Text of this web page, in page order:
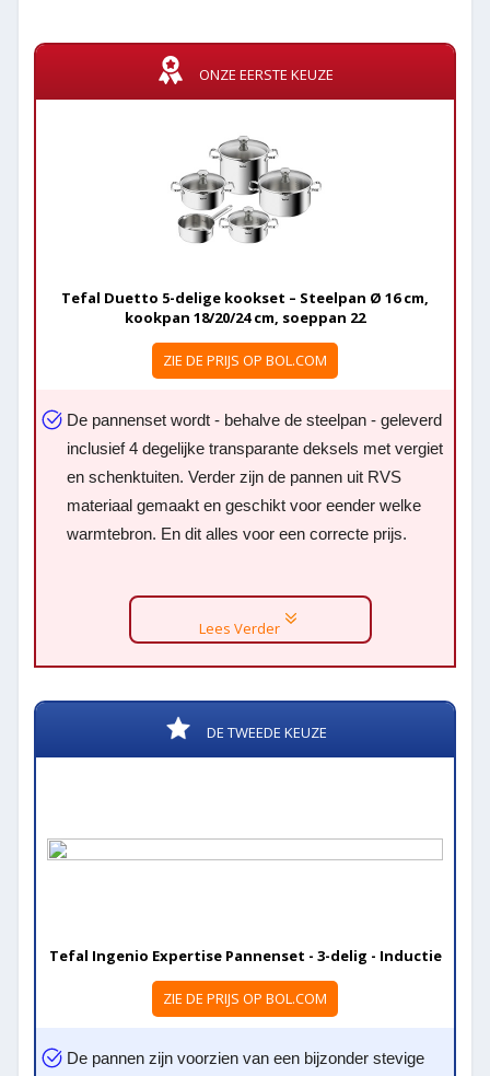
ONZE EERSTE KEUZE
Tefal Duetto 5-delige kookset – Steelpan Ø 16 cm,
kookpan 18/20/24 cm, soeppan 22
ZIE DE PRIJS OP BOL.COM
De pannenset wordt - behalve de steelpan - geleverd
inclusief 4 degelijke transparante deksels met vergiet
en schenktuiten. Verder zijn de pannen uit RVS
materiaal gemaakt en geschikt voor eender welke
warmtebron. En dit alles voor een correcte prijs.
Lees Verder
DE TWEEDE KEUZE
Tefal Ingenio Expertise Pannenset - 3-delig - Inductie
ZIE DE PRIJS OP BOL.COM
De pannen zijn voorzien van een bijzonder stevige